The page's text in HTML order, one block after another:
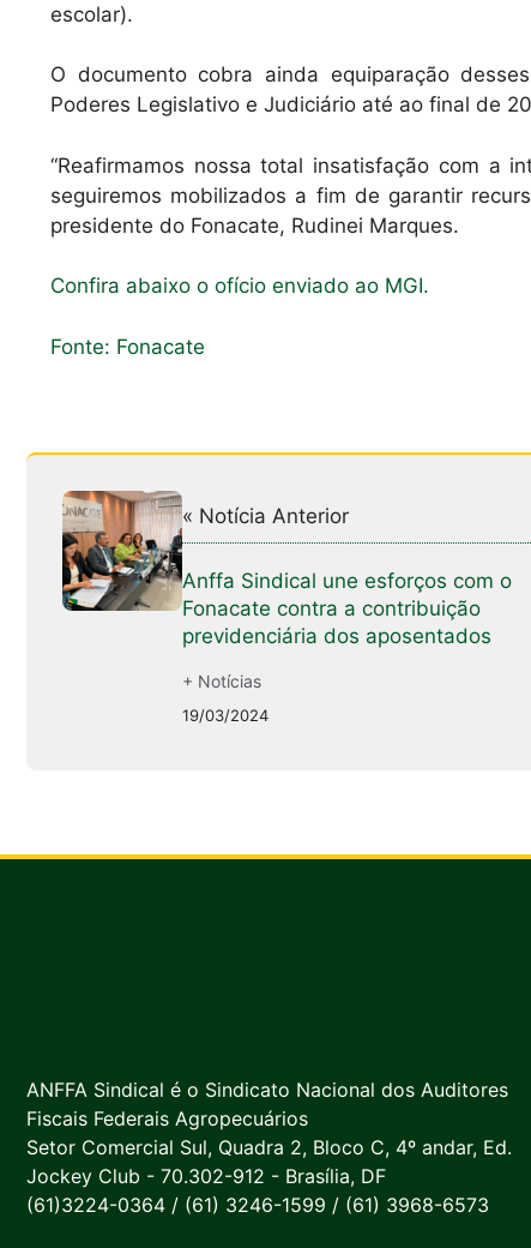
escolar).
O documento cobra ainda equiparação
Poderes Legislativo e Judiciário até ao final de
“Reafirmamos nossa total insatisfação com a
seguiremos mobilizados a fim de garantir
presidente do Fonacate, Rudinei Marques.
Confira abaixo o ofício enviado ao MGI.
Fonte: Fonacate
« Notícia Anterior
Anffa Sindical une esforços com o
Fonacate contra a contribuição
previdenciária dos aposentados
+ Notícias
19/03/2024
ANFFA Sindical é o Sindicato Nacional dos Auditores
Fiscais Federais Agropecuários
Setor Comercial Sul, Quadra 2, Bloco C, 4º andar, Ed.
Jockey Club - 70.302-912 - Brasília, DF
(61)3224-0364 / (61) 3246-1599 / (61) 3968-6573